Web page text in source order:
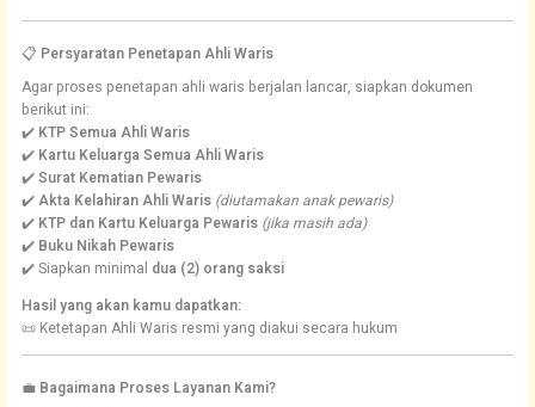
📋 Persyaratan Penetapan Ahli Waris
Agar proses penetapan ahli waris berjalan lancar, siapkan dokumen
berikut ini:
✔️ KTP Semua Ahli Waris
✔️ Kartu Keluarga Semua Ahli Waris
✔️Surat Kematian Pewaris
✔️Akta Kelahiran Ahli Waris (diutamakan anak pewaris)
✔️ KTP dan Kartu Keluarga Pewaris (jika masih ada)
✔️ Buku Nikah Pewaris
✔️ Siapkan minimal dua (2) orang saksi
Hasil yang akan kamu dapatkan:
📜 Ketetapan Ahli Waris resmi yang diakui secara hukum
💼 Bagaimana Proses Layanan Kami?